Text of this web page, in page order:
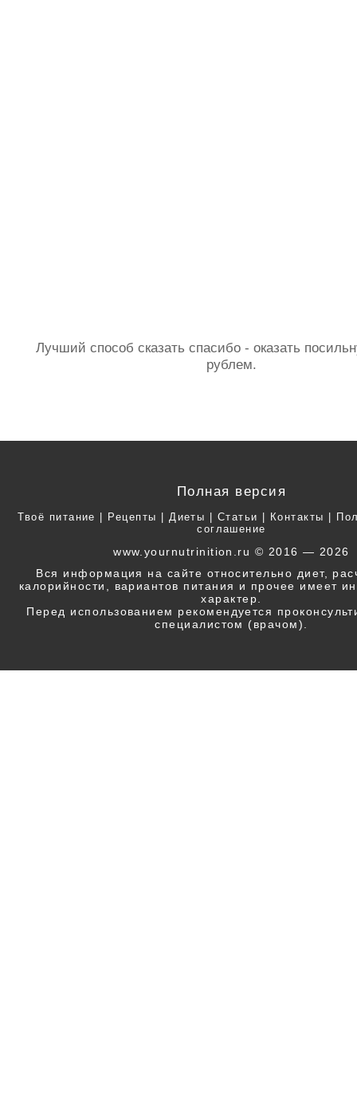
Лучший способ сказать спасибо - оказать
рублем.
Полная версия
Твоё питание | Рецепты | Диеты | Статьи | Контакты |
соглашение
www.yournutrinition.ru © 2016 — 2026
Вся информация на сайте относительно диет,
калорийности, вариантов питания и прочее имеет
характер.
Перед использованием рекомендуется
специалистом (врачом).